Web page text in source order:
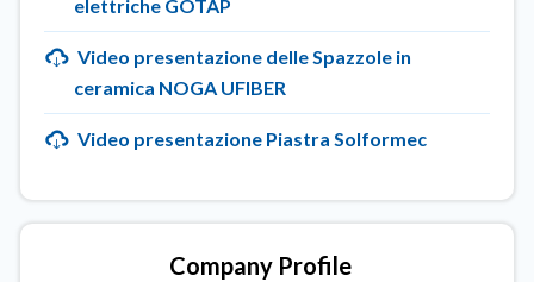
elettriche GOTAP
Video presentazione delle Spazzole in
ceramica NOGA UFIBER
Video presentazione Piastra Solformec
Company Profile